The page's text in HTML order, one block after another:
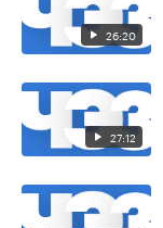
26:20
27:12